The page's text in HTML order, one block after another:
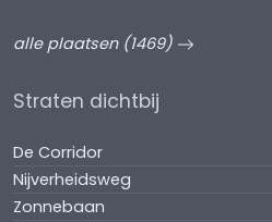
alle plaatsen (1469)
Straten dichtbij
De Corridor
Nijverheidsweg
Zonnebaan